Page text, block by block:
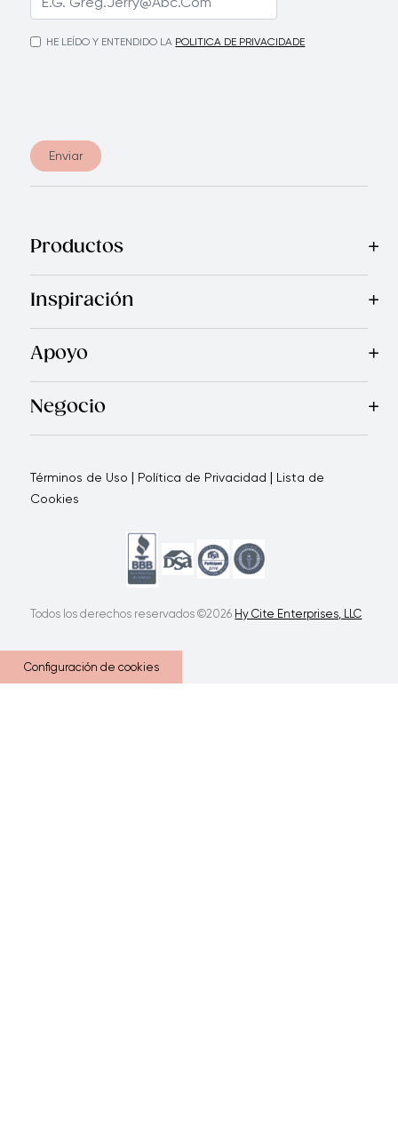
HE LEÍDO Y ENTENDIDO LA POLITICA DE PRIVACIDADE
Enviar
Productos
Mas VendidosCocinaElectrodomésticosCubiertos
Inspiración
RecetasBlogRevista Royal PrestigePrograma de
Apoyo
Garantía Royal Prestige®Quienes SomosPolítica de
Negocio
Por qué elegirnosCómo te apoyamosBlogs -
Términos de Uso | Política de Privacidad | Lista de
Cookies
Todos los derechos reservados ©2026 Hy Cite Enterprises, LLC
Configuración de cookies